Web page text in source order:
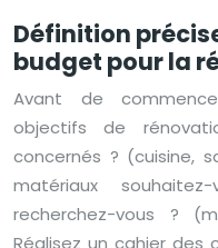
Définition
budget pour la
Avant de
objectifs de
concernés ? (cuisine,
matériaux
recherchez-vous ?
Réalisez un cahier des